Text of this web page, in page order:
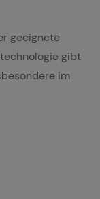
geeignete
gibt
im